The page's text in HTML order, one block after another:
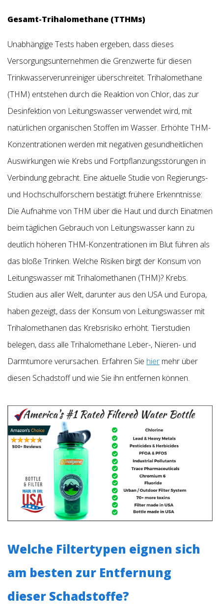
Gesamt-Trihalomethane (TTHMs)
Unabhängige Tests haben ergeben, dass dieses
Versorgungsunternehmen die Grenzwerte für diesen
Trinkwasserverunreiniger überschreitet. Trihalomethane
(THM) entstehen durch die Reaktion von Chlor, das zur
Desinfektion von Leitungswasser verwendet wird, mit
natürlichen organischen Stoffen im Wasser. Erhöhte THM-
Konzentrationen werden mit negativen gesundheitlichen
Auswirkungen wie Krebs und Fortpflanzungsstörungen in
Verbindung gebracht. Eine aktuelle Studie von Regierungs-
und Hochschulforschern bestätigt frühere Erkenntnisse:
Die Aufnahme von THM über die Haut und durch Einatmen
beim täglichen Gebrauch von Leitungswasser kann zu
deutlich höheren THM-Konzentrationen im Blut führen als
das bloße Trinken. Welche Risiken birgt der Konsum von
Leitungswasser mit Trihalomethanen (THM)? Krebs.
Studien aus aller Welt, darunter aus den USA und Europa,
haben gezeigt, dass der Konsum von Leitungswasser mit
Trihalomethanen das Krebsrisiko erhöht. Tierstudien
belegen, dass alle Trihalomethane Leber-, Nieren- und
Darmtumore verursachen. Erfahren Sie hier mehr über
diesen Schadstoff und wie Sie ihn entfernen können.
Welche Filtertypen eignen sich
am besten zur Entfernung
dieser Schadstoffe?